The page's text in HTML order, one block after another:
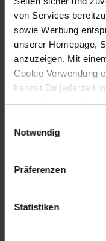
von Services
sowie Werbung
unserer Homepage,
anzuzeigen. Mit
Cookie Verwendung
kannst Du jederzeit
ändern bzw.
Notwendig
Präferenzen
Statistiken
Fußzeile
Weitere Online-
Netto Reisen
Rezeptwelt